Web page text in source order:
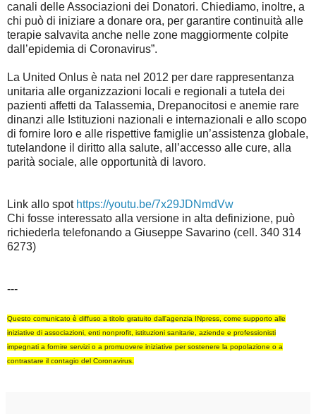
canali delle Associazioni dei Donatori. Chiediamo, inoltre, a
chi può di iniziare a donare ora, per garantire continuità alle
terapie salvavita anche nelle zone maggiormente colpite
dall’epidemia di Coronavirus”.
La United Onlus è nata nel 2012 per dare rappresentanza
unitaria alle organizzazioni locali e regionali a tutela dei
pazienti affetti da Talassemia, Drepanocitosi e anemie rare
dinanzi alle Istituzioni nazionali e internazionali e allo scopo
di fornire loro e alle rispettive famiglie un’assistenza globale,
tutelandone il diritto alla salute, all’accesso alle cure, alla
parità sociale, alle opportunità di lavoro.
Link allo spot https://youtu.be/7x29JDNmdVw
Chi fosse interessato alla versione in alta definizione, può
richiederla telefonando a Giuseppe Savarino (cell. 340 314
6273)
---
Questo comunicato è diffuso a titolo gratuito dall'agenzia INpress, come supporto alle
iniziative di associazioni, enti nonprofit, istituzioni sanitarie, aziende e professionisti
impegnati a fornire servizi o a promuovere iniziative per sostenere la popolazione o a
contrastare il contagio del Coronavirus.